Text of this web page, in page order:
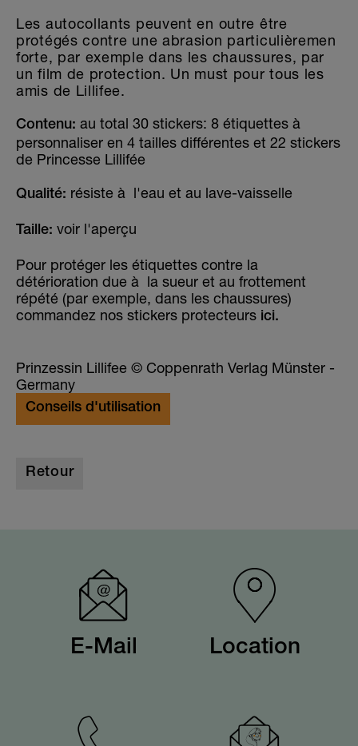
Les autocollants peuvent en outre être
protégés contre une abrasion particulièremen
forte, par exemple dans les chaussures, par
un film de protection. Un must pour tous les
amis de Lillifee.
Contenu: au total 30 stickers: 8 étiquettes à
personnaliser en 4 tailles différentes et 22 stickers
de Princesse Lillifée
Qualité: résiste à l'eau et au lave-vaisselle
Taille: voir l'aperçu
Pour protéger les étiquettes contre la
détérioration due à la sueur et au frottement
répété (par exemple, dans les chaussures)
commandez nos stickers protecteurs ici.
Prinzessin Lillifee © Coppenrath Verlag Münster -
Germany
Conseils d'utilisation
Retour
E-Mail Location